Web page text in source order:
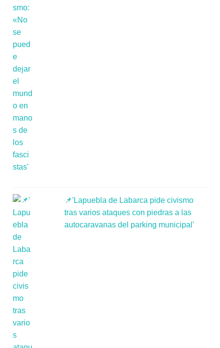
📌'Lapuebla de Labarca pide civismo
tras varios ataques con piedras a las
autocaravanas del parking municipal'